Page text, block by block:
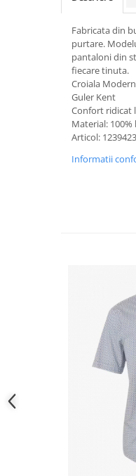
Fabricata din
purtare.
pantaloni din
fiecare tinuta.
Croiala
Guler Kent
Confort ridicat
Material:
Articol:
Informatii